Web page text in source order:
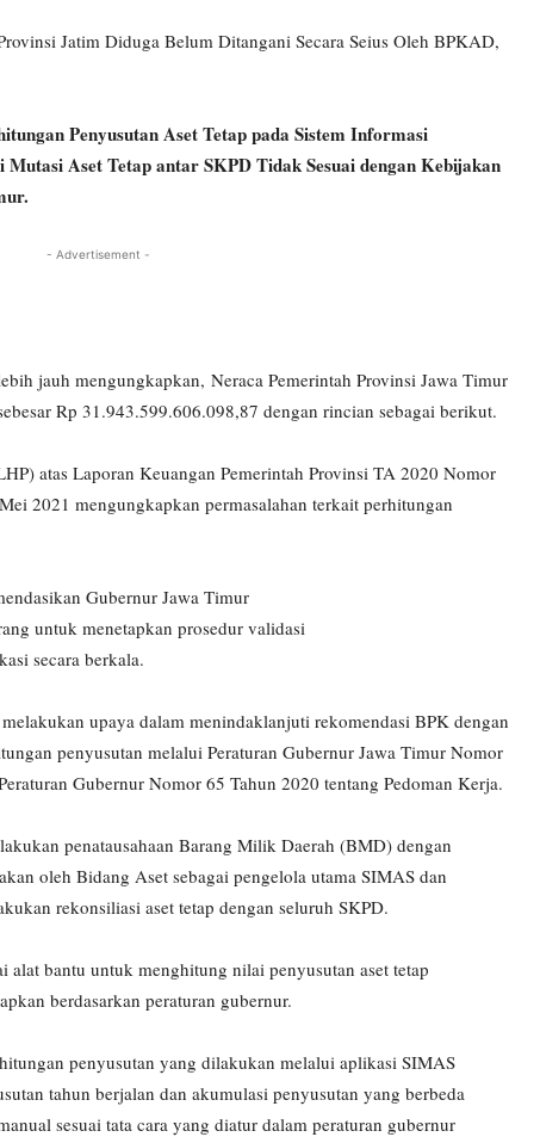
Jatim Diduga Belum Ditangani Secara Seius Oleh BPKAD,
Penyusutan Aset Tetap pada Sistem Informasi
Aset Tetap antar SKPD Tidak Sesuai dengan Kebijakan
- Advertisement -
jauh mengungkapkan, Neraca Pemerintah Provinsi Jawa Timur
Rp 31.943.599.606.098,87 dengan rincian sebagai berikut.
atas Laporan Keuangan Pemerintah Provinsi TA 2020 Nomor
2021 mengungkapkan permasalahan terkait perhitungan
Gubernur Jawa Timur
untuk menetapkan prosedur validasi
secara berkala.
upaya dalam menindaklanjuti rekomendasi BPK dengan
penyusutan melalui Peraturan Gubernur Jawa Timur Nomor
Gubernur Nomor 65 Tahun 2020 tentang Pedoman Kerja.
penatausahaan Barang Milik Daerah (BMD) dengan
oleh Bidang Aset sebagai pengelola utama SIMAS dan
rekonsiliasi aset tetap dengan seluruh SKPD.
bantu untuk menghitung nilai penyusutan aset tetap
berdasarkan peraturan gubernur.
penyusutan yang dilakukan melalui aplikasi SIMAS
tahun berjalan dan akumulasi penyusutan yang berbeda
sesuai tata cara yang diatur dalam peraturan gubernur